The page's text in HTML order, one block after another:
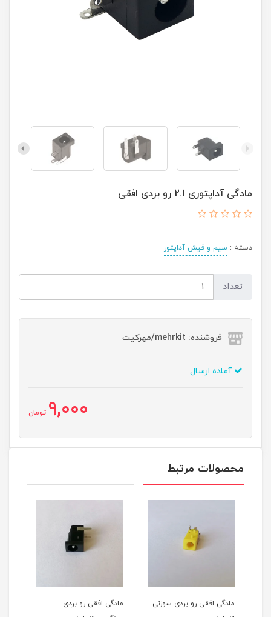
مادگی آداپتوری 2.1 رو بردی افقی
دسته : سیم و فیش آداپتور
تعداد
فروشنده: mehrkit/مهرکیت
آماده ارسال
9,000 تومان
محصولات مرتبط
مادگی افقی رو بردی سوزنی
مادگی افقی رو بردی